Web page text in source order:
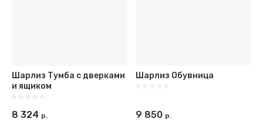
Шарлиз Тумба с дверками
и ящиком
8 324 р.
Шарлиз Обувница
9 850 р.